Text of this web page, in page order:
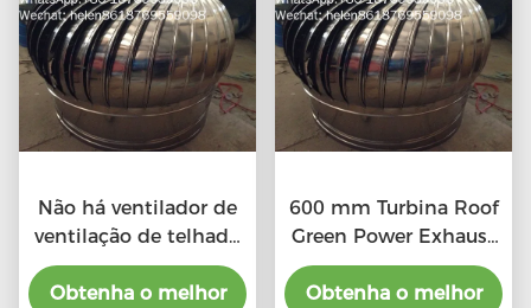
Não há ventilador de
ventilação de telhado
elétrico de tipo 20"
Obtenha o melhor
600 mm Turbina Roof
Green Power Exhaust
Ventilador
Obtenha o melhor